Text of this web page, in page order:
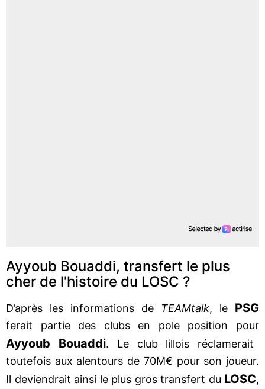
Ayyoub Bouaddi, transfert le plus
cher de l'histoire du LOSC ?
D’après les informations de TEAMtalk, le PSG
ferait partie des clubs en pole position pour
Ayyoub Bouaddi. Le club lillois réclamerait
toutefois aux alentours de 70M€ pour son joueur.
Il deviendrait ainsi le plus gros transfert du LOSC,